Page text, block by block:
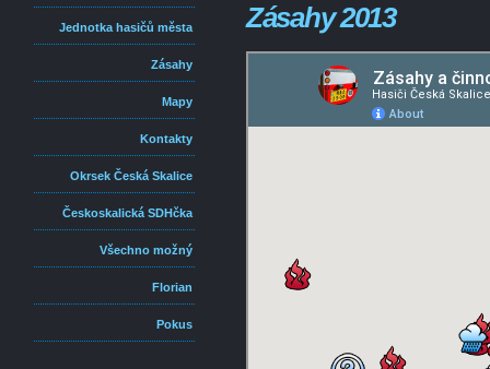
Jednotka hasičů města
Zásahy
Mapy
Kontakty
Okrsek Česká Skalice
Českoskalická SDHčka
Všechno možný
Florian
Pokus
Zásahy 2013